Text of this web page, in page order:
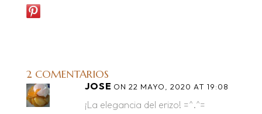
2 COMENTARIOS
JOSE ON 22 MAYO, 2020 AT 19:08
¡La elegancia del erizo! =^.^=